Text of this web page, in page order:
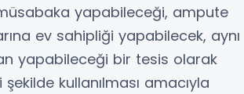
müsabaka yapabileceği, ampute
ev sahipliği yapabilecek, aynı
yapabileceği bir tesis olarak
kullanılması amacıyla